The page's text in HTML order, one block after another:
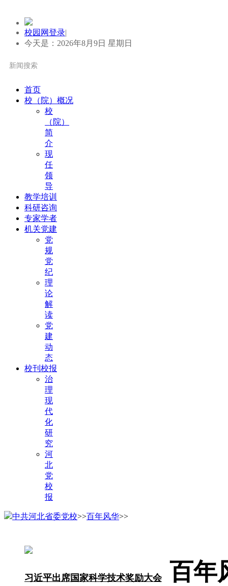
校园网登录|
今天是：2026年8月9日 星期日
首页
校（院）概况
校
（院）
简
介
现
任
领
导
教学培训
科研咨询
专家学者
机关党建
党
规
党
纪
理
论
解
读
党
建
动
态
校刊校报
治
理
现
代
化
研
究
河
北
党
校
报
中共河北省委党校>>百年风华>>
习近平出席国家科学技术奖励大会
百年